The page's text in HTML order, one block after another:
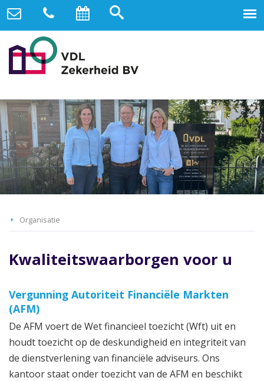
Organisatie
Kwaliteitswaarborgen voor u
Vergunning Autoriteit Financiële Markten
(AFM)
De AFM voert de Wet financieel toezicht (Wft) uit en
houdt toezicht op de deskundigheid en integriteit van
de dienstverlening van financiële adviseurs. Ons
kantoor staat onder toezicht van de AFM en beschikt